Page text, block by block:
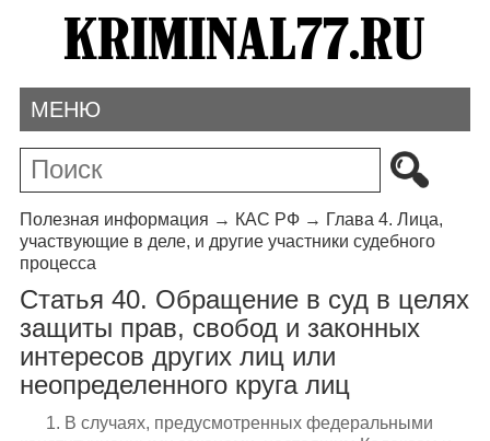
МЕНЮ
Полезная информация → КАС РФ→ Глава 4. Лица,
участвующие в деле, и другие участники судебного
процесса
Статья 40. Обращение в суд в целях
защиты прав, свобод и законных
интересов других лиц или
неопределенного круга лиц
1. В случаях, предусмотренных федеральными